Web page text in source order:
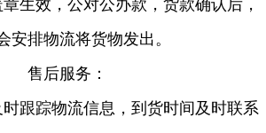
生效，公对公办款，货款确认后，
安排物流将货物发出。
售后服务：
跟踪物流信息，到货时间及时联系